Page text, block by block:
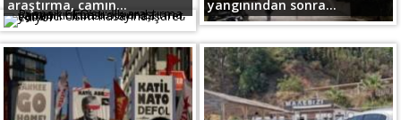
araştırma, camın...
yangınından sonra...